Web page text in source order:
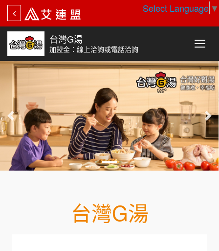
Select Language ▼
台灣G湯
加盟金：線上洽詢或電話洽詢
台灣G湯